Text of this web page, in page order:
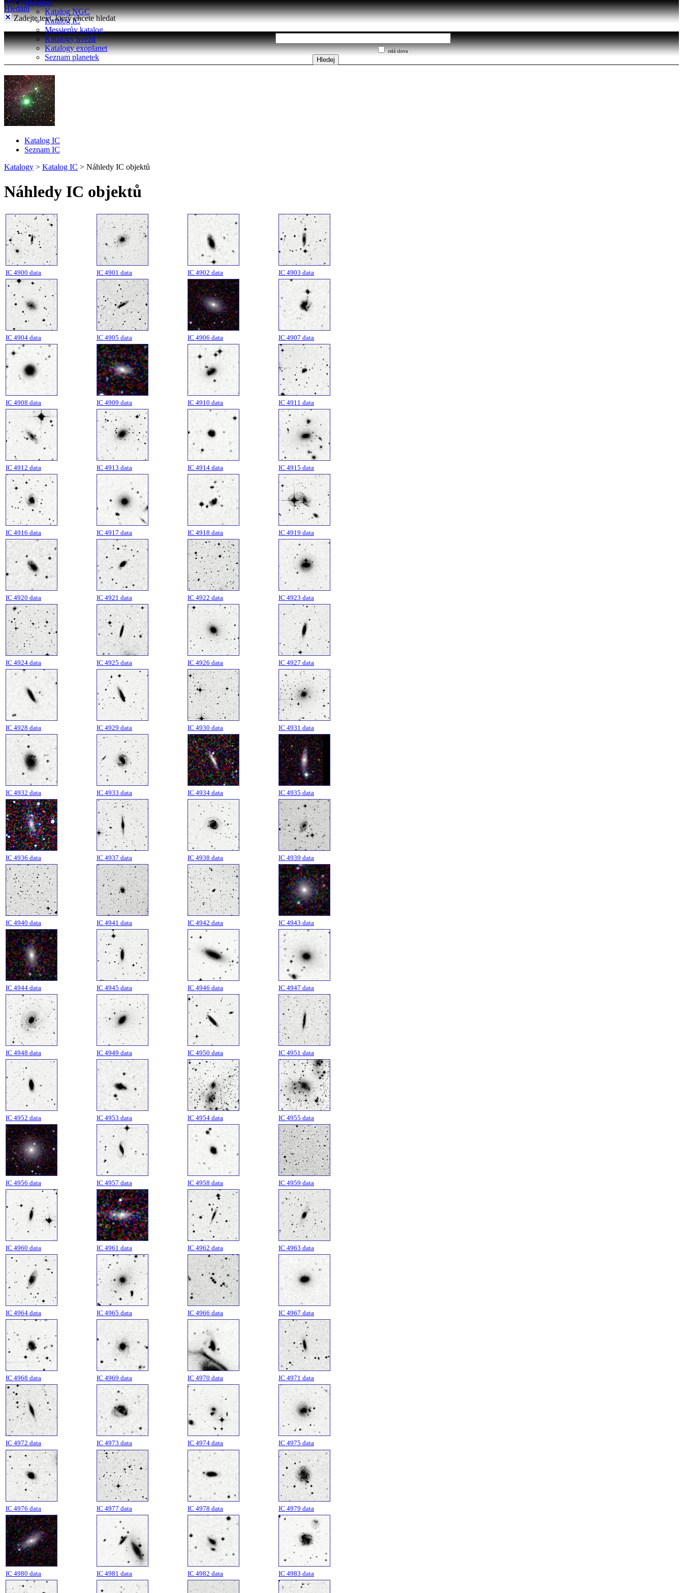
Katalogy
Katalog NGC
Katalog IC
Messierův katalog
Katalogy hvězd
Katalogy exoplanet
Seznam planetek
Hledání
Zadejte text, který chcete hledat
celá slova
Katalog IC
Seznam IC
Katalogy > Katalog IC > Náhledy IC objektů
Náhledy IC objektů
IC 4900 data IC 4901 data IC 4902 data IC 4903 data
IC 4904 data IC 4905 data IC 4906 data IC 4907 data
IC 4908 data IC 4909 data IC 4910 data IC 4911 data
IC 4912 data IC 4913 data IC 4914 data IC 4915 data
IC 4916 data IC 4917 data IC 4918 data IC 4919 data
IC 4920 data IC 4921 data IC 4922 data IC 4923 data
IC 4924 data IC 4925 data IC 4926 data IC 4927 data
IC 4928 data IC 4929 data IC 4930 data IC 4931 data
IC 4932 data IC 4933 data IC 4934 data IC 4935 data
IC 4936 data IC 4937 data IC 4938 data IC 4939 data
IC 4940 data IC 4941 data IC 4942 data IC 4943 data
IC 4944 data IC 4945 data IC 4946 data IC 4947 data
IC 4948 data IC 4949 data IC 4950 data IC 4951 data
IC 4952 data IC 4953 data IC 4954 data IC 4955 data
IC 4956 data IC 4957 data IC 4958 data IC 4959 data
IC 4960 data IC 4961 data IC 4962 data IC 4963 data
IC 4964 data IC 4965 data IC 4966 data IC 4967 data
IC 4968 data IC 4969 data IC 4970 data IC 4971 data
IC 4972 data IC 4973 data IC 4974 data IC 4975 data
IC 4976 data IC 4977 data IC 4978 data IC 4979 data
IC 4980 data IC 4981 data IC 4982 data IC 4983 data